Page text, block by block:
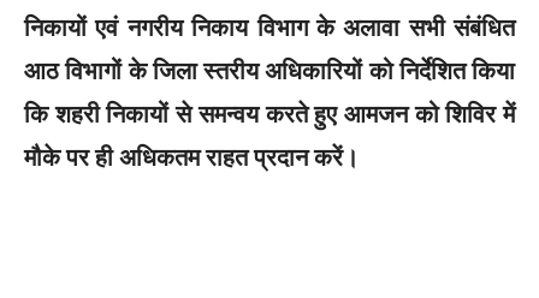
निकायों एवं नगरीय निकाय विभाग के अलावा सभी संबंधित
आठ विभागों के जिला स्तरीय अधिकारियों को निर्देशित किया
कि शहरी निकायों से समन्वय करते हुए आमजन को शिविर में
मौके पर ही अधिकतम राहत प्रदान करें।